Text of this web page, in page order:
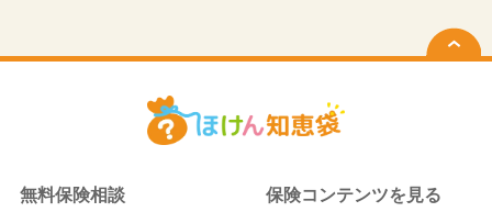
無料保険相談 保険コンテンツを見る